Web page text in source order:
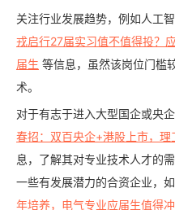
关注行业发展趋势，例如人工
戎启行27届实习值不值得投？
届生 等信息，虽然该岗位门槛
术。
对于有志于进入大型国企或央
春招：双百央企+港股上市，理
息，了解其对专业技术人才的
一些有发展潜力的合资企业，如
年培养，电气专业应届生值得冲